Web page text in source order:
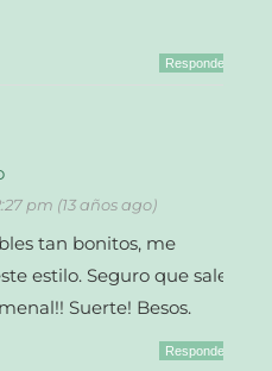
Responder
pm (13 años ago)
tan bonitos, me
estilo. Seguro que sale
Suerte! Besos.
Responder